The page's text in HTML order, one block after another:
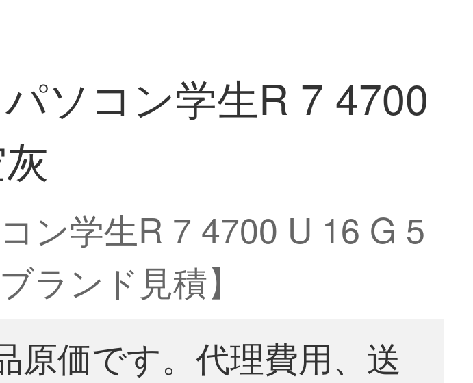
ソコン学生R 7 4700
ン学生R 7 4700 U 16 G 5
ランド見積】
原価です。代理費用、送